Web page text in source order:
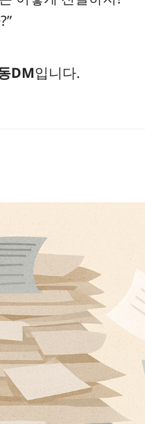
DM입니다.